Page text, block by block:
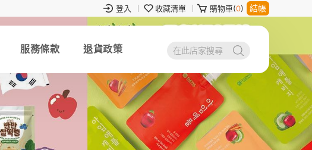
登入 收藏清單 購物車(0) 結帳
服務條款 退貨政策